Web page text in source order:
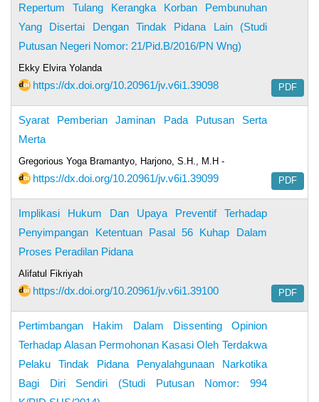
Repertum Tulang Kerangka Korban Pembunuhan
Yang Disertai Dengan Tindak Pidana Lain (Studi
Putusan Negeri Nomor: 21/Pid.B/2016/PN Wng)
Ekky Elvira Yolanda
https://dx.doi.org/10.20961/jv.v6i1.39098 PDF
Syarat Pemberian Jaminan Pada Putusan Serta
Merta
Gregorious Yoga Bramantyo, Harjono, S.H., M.H -
https://dx.doi.org/10.20961/jv.v6i1.39099 PDF
Implikasi Hukum Dan Upaya Preventif Terhadap
Penyimpangan Ketentuan Pasal 56 Kuhap Dalam
Proses Peradilan Pidana
Alifatul Fikriyah
https://dx.doi.org/10.20961/jv.v6i1.39100 PDF
Pertimbangan Hakim Dalam Dissenting Opinion
Terhadap Alasan Permohonan Kasasi Oleh Terdakwa
Pelaku Tindak Pidana Penyalahgunaan Narkotika
Bagi Diri Sendiri (Studi Putusan Nomor: 994